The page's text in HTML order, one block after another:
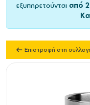
εξυπηρετούνται από
Επιστροφή στη